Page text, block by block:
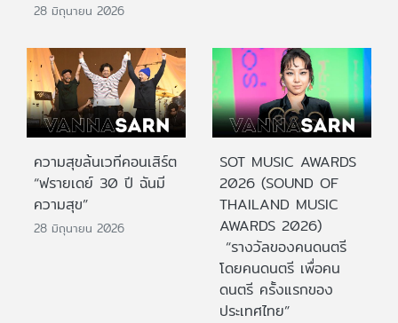
28 มิถุนายน 2026
ความสุขล้นเวทีคอนเสิร์ต
“ฟรายเดย์ 30 ปี ฉันมี
ความสุข”
28 มิถุนายน 2026
SOT MUSIC AWARDS
2026 (SOUND OF
THAILAND MUSIC
AWARDS 2026)
“รางวัลของคนดนตรี
โดยคนดนตรี เพื่อคน
ดนตรี ครั้งแรกของ
ประเทศไทย”